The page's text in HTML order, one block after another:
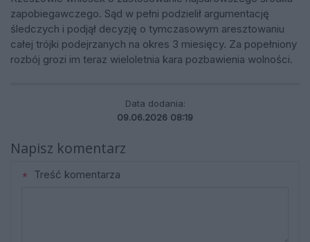
zapobiegawczego. Sąd w pełni podzielił argumentację
śledczych i podjął decyzję o tymczasowym aresztowaniu
całej trójki podejrzanych na okres 3 miesięcy. Za popełniony
rozbój grozi im teraz wieloletnia kara pozbawienia wolności.
Data dodania:
09.06.2026 08:19
Napisz komentarz
Treść komentarza